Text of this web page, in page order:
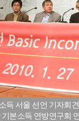
득 서울 선언 기자회
본소득 연방연구회